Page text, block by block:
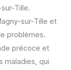
Tille.
sur-Tille et
problèmes.
précoce et
maladies, qui